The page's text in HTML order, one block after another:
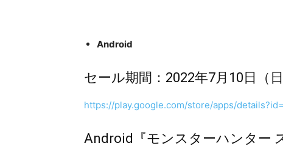
Android
セール期間：2022年7月10日（
https://play.google.com/store/apps/
Android『モンスターハンター